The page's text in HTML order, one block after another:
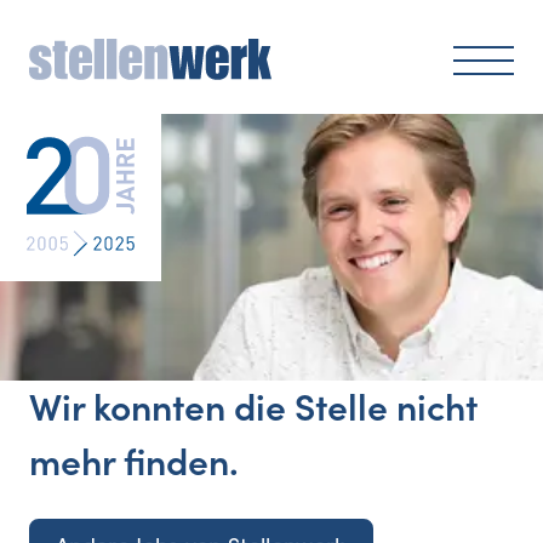
Wir konnten die Stelle nicht
mehr finden.